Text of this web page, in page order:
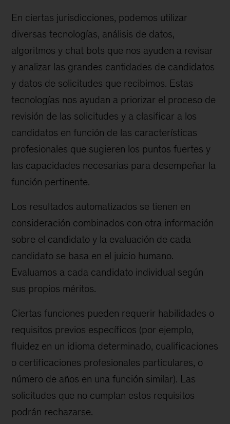
En ciertas jurisdicciones, podemos utilizar
diversas tecnologías, análisis de datos,
algoritmos y chat bots que nos ayuden a revisar
y analizar las grandes cantidades de candidatos
y datos de solicitudes que recibimos. Estas
tecnologías nos ayudan a priorizar el proceso de
revisión de las solicitudes y a clasificar a los
candidatos en función de las características
profesionales que sugieren los puntos fuertes y
las capacidades necesarias para desempeñar la
función pertinente.
Los resultados automatizados se tienen en
consideración combinados con otra información
sobre el candidato y la evaluación de cada
candidato se basa en el juicio humano.
Evaluamos a cada candidato individual según
sus propios méritos.
Ciertas funciones pueden requerir habilidades o
requisitos previos específicos (por ejemplo,
fluidez en un idioma determinado, cualificaciones
o certificaciones profesionales particulares, o
número de años en una función similar). Las
solicitudes que no cumplan estos requisitos
podrán rechazarse.